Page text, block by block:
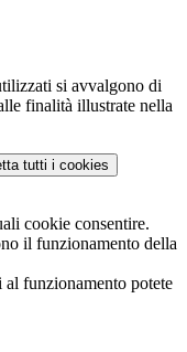
si avvalgono di
finalità illustrate nella
tutti i cookies
cookie consentire.
il funzionamento della
al funzionamento potete